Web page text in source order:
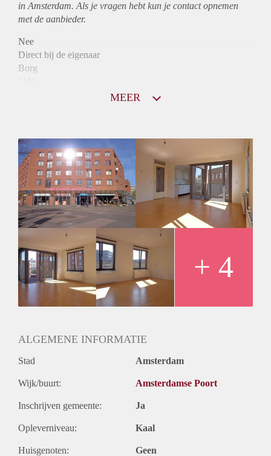
in Amsterdam. Als je vragen hebt kun je contact opnemen
met de aanbieder.
Nee
Direct bij de eigenaar
Borg
Inkomen eis
3,1 X Maandhuur Bruto
Huurtermijn
Onbepaalde termijn
Oplevering
Kaal
MEER
+ 4
ALGEMENE INFORMATIE
Stad Amsterdam
Wijk/buurt: Amsterdamse Poort
Inschrijven gemeente: Ja
Opleverniveau: Kaal
Huisgenoten: Geen